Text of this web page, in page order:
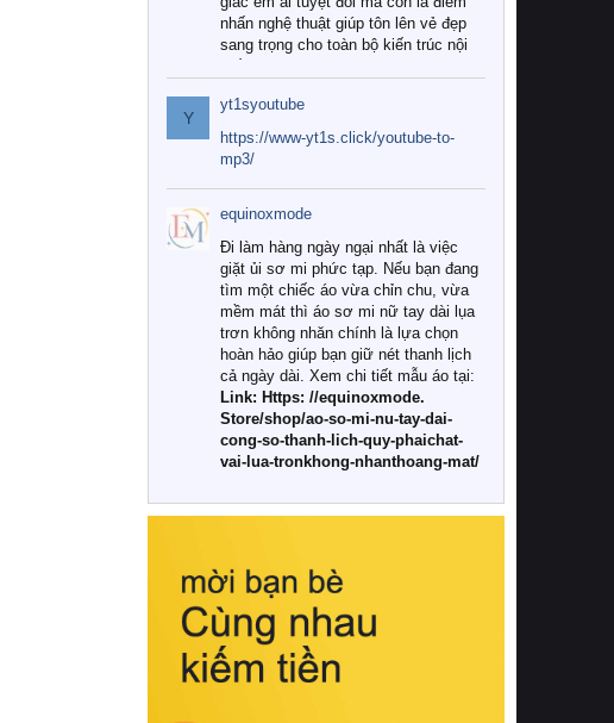
nhấn nghệ thuật giúp tôn lên vẻ đẹp
sang trọng cho toàn bộ kiến trúc nội
Tuy nhiên, giữa thị trường đa dạng
với vô vàn thương hiệu và mẫu mã
như hiện nay, làm thế nào để chọn
được những bộ chăn ga gối đệm cao
cấp thực sự chất lượng, phù hợp với
khí hậu và nhu cầu sử dụng của gia
đình? Hãy cùng chúng tôi đi tìm lời
giải đáp chi tiết qua bài viết dưới đây.
1. Tại sao các gia đình hiện đại lại ưa
chuộng chăn ga gối đệm cao cấp?
Khác với các dòng sản phẩm thông
thường, những bộ chăn ga gối đệm
cao cấp trải qua quy trình sản xuất
nghiêm ngặt từ khâu chọn lọc nguyên
liệu tự nhiên đến công nghệ dệt
nhuộm hiện đại không chứa hóa chất
này, bạn sẽ cảm nhận rõ rệt sự khác
hồi chuẩn xác của phần đệm nâng đỡ
cột sống.
Bên cạnh đó, việc lựa chọn các dòng
sản phẩm đạt chuẩn chất lượng quốc
tế còn giúp ngăn ngừa tình trạng kích
Y
yt1syoutube
https://www-yt1s.click/youtube-to-
mp3/
equinoxmode
Đi làm hàng ngày ngại nhất là việc
giặt ủi sơ mi phức tạp. Nếu bạn đang
tìm một chiếc áo vừa chỉn chu, vừa
mềm mát thì áo sơ mi nữ tay dài lụa
trơn không nhăn chính là lựa chọn
hoàn hảo giúp bạn giữ nét thanh lịch
cả ngày dài. Xem chi tiết mẫu áo tại:
Link: Https: //equinoxmode.
Store/shop/ao-so-mi-nu-tay-dai-
cong-so-thanh-lich-quy-phaichat-
vai-lua-tronkhong-nhanthoang-mat/